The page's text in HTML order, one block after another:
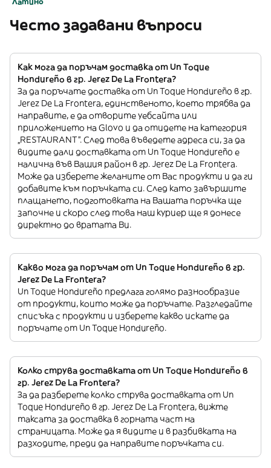
Често задавани въпроси
Как мога да поръчам доставка от Un Toque
Hondureño в гр. Jerez De La Frontera?
За да поръчате доставка от Un Toque Hondureño в гр.
Jerez De La Frontera, единственото, което трябва да
направите, е да отворите уебсайта или
приложението на Glovo и да отидете на категория
„RESTAURANT”. След това въведете адреса си, за да
видите дали доставката от Un Toque Hondureño е
налична във Вашия район в гр. Jerez De La Frontera.
Може да изберете желаните от Вас продукти и да ги
добавите към поръчката си. След като завършите
плащането, подготовката на Вашата поръчка ще
започне и скоро след това наш куриер ще я донесе
директно до вратата Ви.
Какво мога да поръчам от Un Toque Hondureño в гр.
Jerez De La Frontera?
Un Toque Hondureño предлага голямо разнообразие
от продукти, които може да поръчате. Разгледайте
списъка с продукти и изберете какво искате да
поръчате от Un Toque Hondureño.
Колко струва доставката от Un Toque Hondureño в
гр. Jerez De La Frontera?
За да разберете колко струва доставката от Un
Toque Hondureño в гр. Jerez De La Frontera, вижте
таксата за доставка в горната част на
страницата. Може да я видите и в разбивката на
разходите, преди да направите поръчката си.